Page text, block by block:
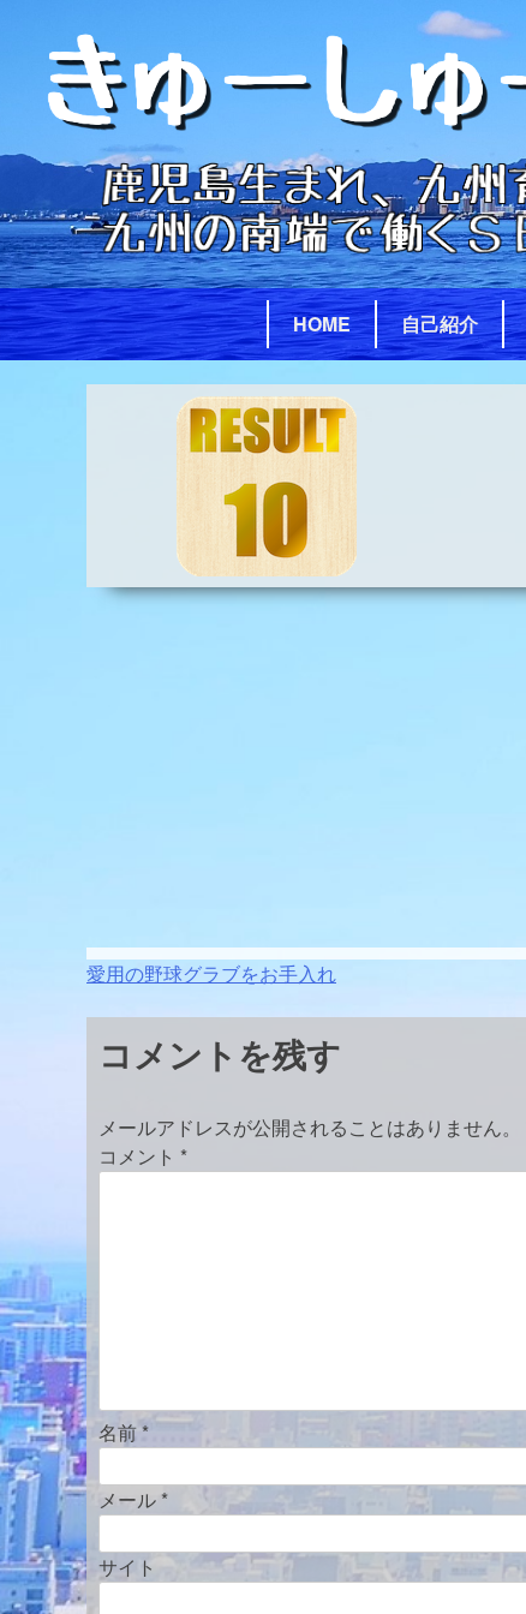
content
HOME 自己紹介
投
稿
ナ
ゲ
ン
愛用の野球グラブをお手入れ
コメントを残す
メールアドレスが公開されることはありません。
コメント *
名前*
メール*
サイト